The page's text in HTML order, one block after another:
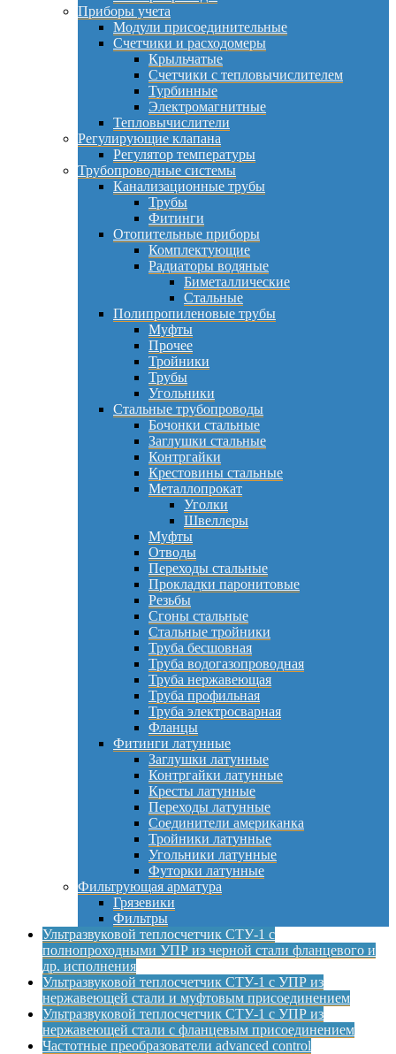
Приборы учета
Модули присоединительные
Счетчики и расходомеры
Крыльчатые
Счетчики с тепловычислителем
Турбинные
Электромагнитные
Тепловычислители
Регулирующие клапана
Регулятор температуры
Трубопроводные системы
Канализационные трубы
Трубы
Фитинги
Отопительные приборы
Комплектующие
Радиаторы водяные
Биметаллические
Стальные
Полипропиленовые трубы
Муфты
Прочее
Тройники
Трубы
Угольники
Стальные трубопроводы
Бочонки стальные
Заглушки стальные
Контргайки
Крестовины стальные
Металлопрокат
Уголки
Швеллеры
Муфты
Отводы
Переходы стальные
Прокладки паронитовые
Резьбы
Сгоны стальные
Стальные тройники
Труба бесшовная
Труба водогазопроводная
Труба нержавеющая
Труба профильная
Труба электросварная
Фланцы
Фитинги латунные
Заглушки латунные
Контргайки латунные
Кресты латунные
Переходы латунные
Соединители американка
Тройники латунные
Угольники латунные
Футорки латунные
Фильтрующая арматура
Грязевики
Фильтры
Ультразвуковой теплосчетчик СТУ-1 с
полнопроходными УПР из черной стали фланцевого и
др. исполнения
Ультразвуковой теплосчетчик СТУ-1 с УПР из
нержавеющей стали и муфтовым присоединением
Ультразвуковой теплосчетчик СТУ-1 с УПР из
нержавеющей стали с фланцевым присоединением
Частотные преобразователи advanced control